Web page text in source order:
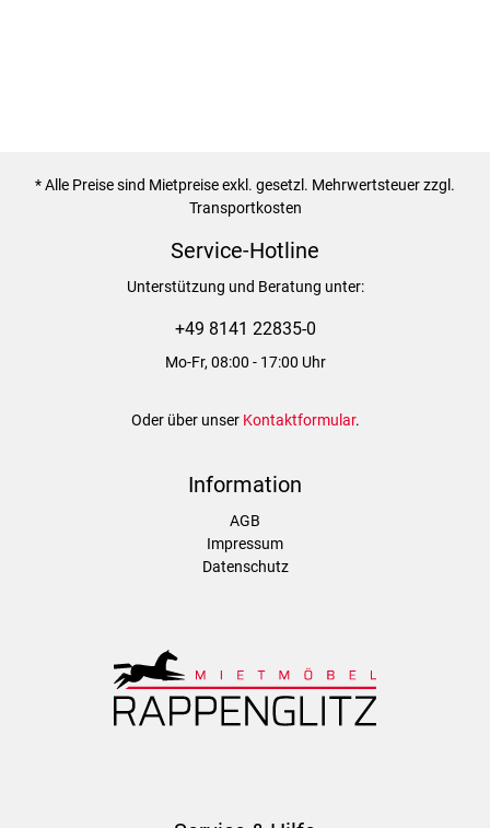
* Alle Preise sind Mietpreise exkl. gesetzl. Mehrwertsteuer zzgl.
Transportkosten
Service-Hotline
Unterstützung und Beratung unter:
+49 8141 22835-0
Mo-Fr, 08:00 - 17:00 Uhr
Oder über unser Kontaktformular.
Information
AGB
Impressum
Datenschutz